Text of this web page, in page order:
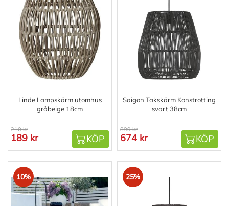
Linde Lampskärm utomhus
gråbeige 18cm
210 kr
189 kr KÖP
Saigon Takskärm Konstrotting
svart 38cm
899 kr
674 kr KÖP
10% 25%